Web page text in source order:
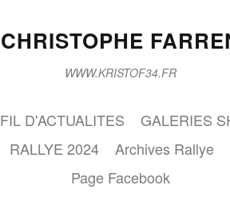
CHRISTOPHE
WWW.KRISTOF34.FR
FIL D'ACTUALITES GALERIES
RALLYE 2024 Archives Rallye
Page Facebook